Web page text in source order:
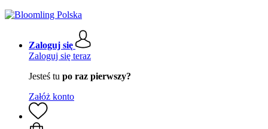
Zaloguj się
Zaloguj się teraz
Jesteś tu po raz pierwszy?
Załóż konto